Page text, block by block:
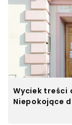
Wyciek treści
Niepokojące